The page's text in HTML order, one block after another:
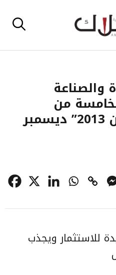
والصناعة
من
“ملتقى الصناعيين 2013” ديسمبر
للاستثمار ويجذب